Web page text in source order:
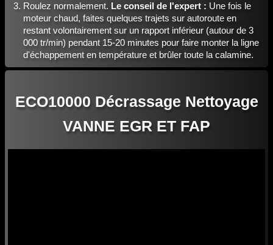
Roulez normalement. Le conseil de l'expert : Une fois le
moteur chaud, faites quelques trajets sur autoroute en
restant volontairement sur un rapport inférieur (autour de 3
000 tr/min) pendant 15-20 minutes pour faire monter la ligne
d'échappement en température et brûler toute la calamine.
ECO10000 Décrassage Nettoyage
VANNE EGR ET FAP